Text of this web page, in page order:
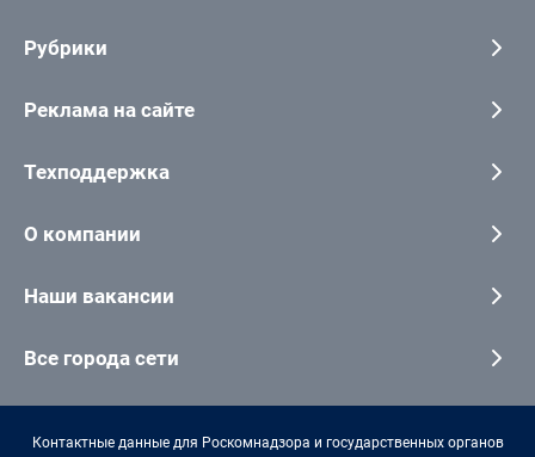
Рубрики
Реклама на сайте
Техподдержка
О компании
Наши вакансии
Все города сети
Контактные данные для Роскомнадзора и государственных органов